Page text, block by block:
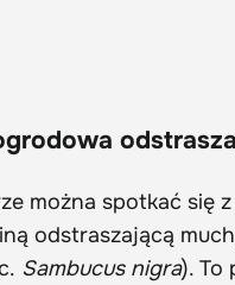
można spotkać się
odstraszającą
Sambucus nigra). To